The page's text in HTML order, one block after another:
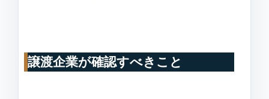
譲渡企業が確認すべきこと